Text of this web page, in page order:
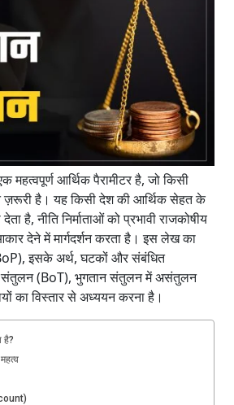
महत्वपूर्ण आर्थिक पैरामीटर है, जो किसी
ज़रूरी है। यह किसी देश की आर्थिक सेहत के
है, नीति निर्माताओं को प्रभावी राजकोषीय
देने में मार्गदर्शन करता है। इस लेख का
इसके अर्थ, घटकों और संबंधित
संतुलन (BoT), भुगतान संतुलन में असंतुलन
का विस्तार से अध्ययन करना है।
है?